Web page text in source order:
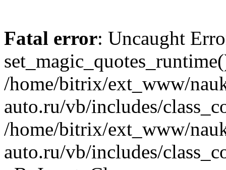
Fatal error: Uncaught
/home/bitrix/ext_www/
auto.ru/vb/includes/
/home/bitrix/ext_www/
auto.ru/vb/includes/